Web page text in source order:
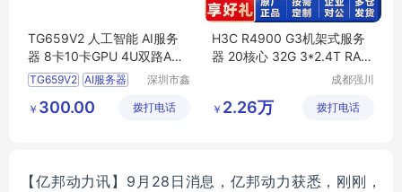
TG659V2 人工智能 AI服务
器 8卡10卡GPU 4U双路AM
D EPYC 9004系列处理器
TG659V2 AI服务器
深圳市鑫
有限公司
￥ 300.00 拨打电话
H3C R4900 G3机架式服务
器 20核心 32G 3*2.4T RAID
成都强川
公司
￥ 2.26万 拨打电话
【亿邦动力讯】9月28日消息，亿邦动力获悉，刚刚，